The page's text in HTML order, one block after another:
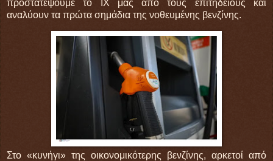
προστατέψουμε το ΙΧ μας από τους επιτήδειους και
αναλύουν τα πρώτα σημάδια της νοθευμένης βενζίνης.
Στο «κυνήγι» της οικονομικότερης βενζίνης, αρκετοί από